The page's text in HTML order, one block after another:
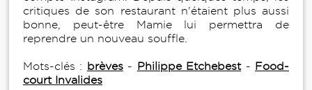
critiques de son restaurant n'étaient plus aussi
bonne, peut-être Mamie lui permettra de
reprendre un nouveau souffle.
Mots-clés : brèves- Philippe Etchebest- Food-
court Invalides